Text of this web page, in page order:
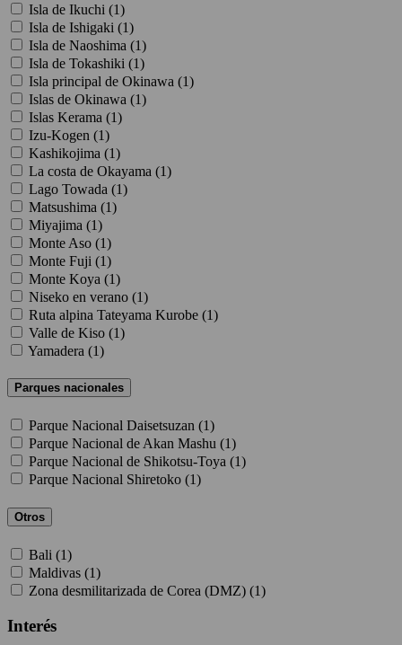
Isla de Ikuchi (1)
Isla de Ishigaki (1)
Isla de Naoshima (1)
Isla de Tokashiki (1)
Isla principal de Okinawa (1)
Islas de Okinawa (1)
Islas Kerama (1)
Izu-Kogen (1)
Kashikojima (1)
La costa de Okayama (1)
Lago Towada (1)
Matsushima (1)
Miyajima (1)
Monte Aso (1)
Monte Fuji (1)
Monte Koya (1)
Niseko en verano (1)
Ruta alpina Tateyama Kurobe (1)
Valle de Kiso (1)
Yamadera (1)
Parques nacionales
Parque Nacional Daisetsuzan (1)
Parque Nacional de Akan Mashu (1)
Parque Nacional de Shikotsu-Toya (1)
Parque Nacional Shiretoko (1)
Otros
Bali (1)
Maldivas (1)
Zona desmilitarizada de Corea (DMZ) (1)
Interés